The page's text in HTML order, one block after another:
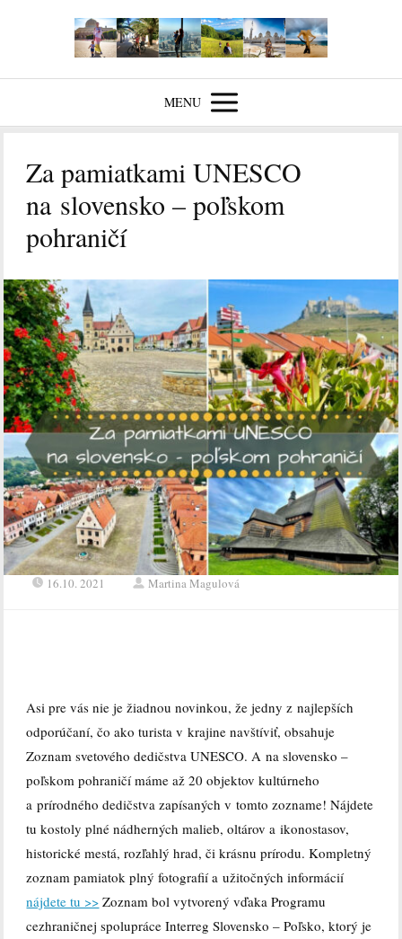
MENU
Za pamiatkami UNESCO
na slovensko – poľskom
pohraničí
16.10. 2021 Martina Magulová
Asi pre vás nie je žiadnou novinkou, že jedny z najlepších
odporúčaní, čo ako turista v krajine navštíviť, obsahuje
Zoznam svetového dedičstva UNESCO. A na slovensko –
poľskom pohraničí máme až 20 objektov kultúrneho
a prírodného dedičstva zapísaných v tomto zozname! Nájdete
tu kostoly plné nádherných malieb, oltárov a ikonostasov,
historické mestá, rozľahlý hrad, či krásnu prírodu. Kompletný
zoznam pamiatok plný fotografií a užitočných informácií
nájdete tu >> Zoznam bol vytvorený vďaka Programu
cezhraničnej spolupráce Interreg Slovensko – Poľsko, ktorý je